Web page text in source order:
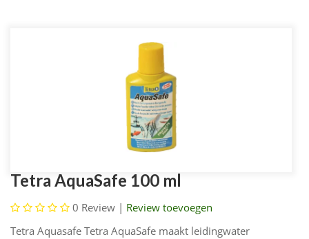
Tetra AquaSafe 100 ml
0 Review | Review toevoegen
Tetra Aquasafe Tetra AquaSafe maakt leidingwater